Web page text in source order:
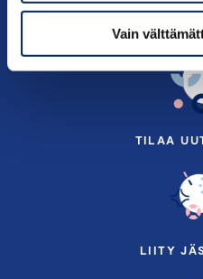
Vain
TILAA
LIITY